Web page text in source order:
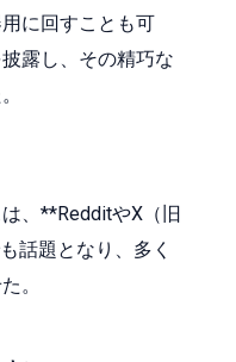
に回すことも可
露し、その精巧な
、**RedditやX（旧
話題となり、多く
。